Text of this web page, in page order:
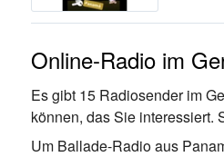
Online-Radio im
Es gibt 15 Radiosender im
können, das Sie interessiert.
Um Ballade-Radio aus